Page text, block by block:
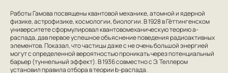
Работы Гамова посвящены квантовой механике, атомной и ядерной
физике, астрофизике, космологии, биологии. В 1928 в Гёттингенском
университете сформулировал квантовомеханическую теорию a-
распада, дав первое успешное объяснение поведения радиоактивных
элементов. Показал, что частицы даже с не очень большой энергией
могут с определенной вероятностью проникать через потенциальный
барьер (туннельный эффект). В 1936 совместно с Э. Теллером
установил правила отбора в теории b-распада.